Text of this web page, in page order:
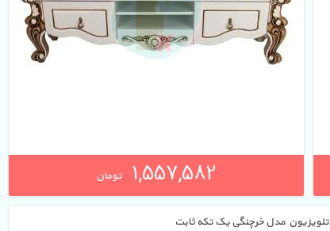
1,557,582 تومان
تلویزیون مدل خرچنگی یک تکه ثابت